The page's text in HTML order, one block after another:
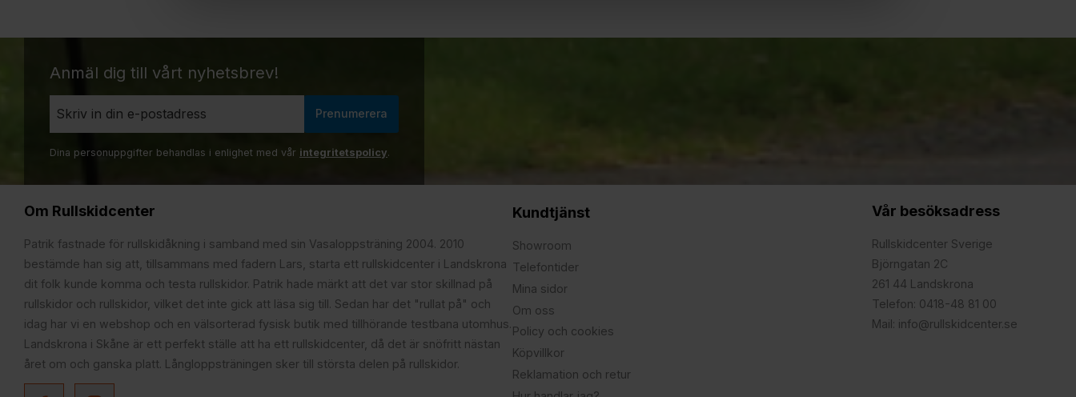
Anmäl dig till vårt nyhetsbrev!
Prenumerera
Dina personuppgifter behandlas i enlighet med vår integritetspolicy.
Om Rullskidcenter
Patrik fastnade för rullskidåkning i samband med sin Vasaloppsträning 2004. 2010
bestämde han sig att, tillsammans med fadern Lars, starta ett rullskidcenter i Landskrona
dit folk kunde komma och testa rullskidor. Patrik hade märkt att det var stor skillnad på
rullskidor och rullskidor, vilket det inte gick att läsa sig till. Sedan har det "rullat på" och
idag har vi en webshop och en välsorterad fysisk butik med tillhörande testbana utomhus.
Landskrona i Skåne är ett perfekt ställe att ha ett rullskidcenter, då det är snöfritt nästan
året om och ganska platt. Långloppsträningen sker till största delen på rullskidor.
Kundtjänst
Showroom
Telefontider
Mina sidor
Om oss
Policy och cookies
Köpvillkor
Reklamation och retur
Vår besöksadress
Rullskidcenter Sverige
Björngatan 2C
261 44 Landskrona
Telefon: 0418-48 81 00
Mail: info@rullskidcenter.se